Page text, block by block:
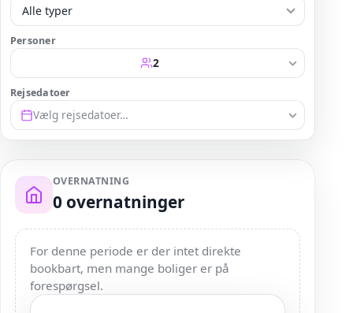
Alle typer
Personer
2
Rejsedatoer
Vælg rejsedatoer…
OVERNATNING
0 overnatninger
For denne periode er der intet direkte
bookbart, men mange boliger er på
forespørgsel.